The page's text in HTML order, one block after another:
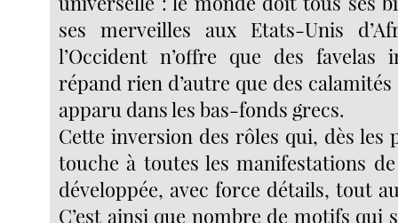
ses merveilles aux Etats-Unis
l’Occident n’offre que des favelas
répand rien d’autre que des
apparu dans les bas-fonds grecs.
Cette inversion des rôles qui, dès les
touche à toutes les manifestations de
développée, avec force détails, tout
C’est ainsi que nombre de motifs qui